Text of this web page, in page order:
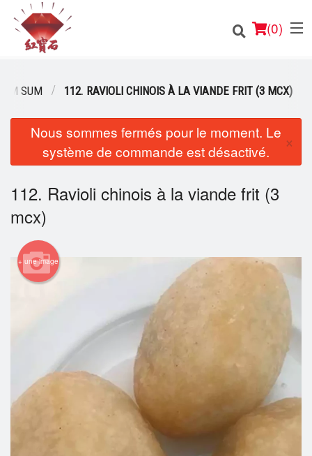
(0)
Commander en ligne
Emplacement
Français
Connection
Inscription
SUM 112. RAVIOLI CHINOIS À LA VIANDE FRIT (3 MCX)
Nous sommes fermés pour le moment. Le
système de commande est désactivé.
×
112. Ravioli chinois à la viande frit (3
mcx)
+ une image